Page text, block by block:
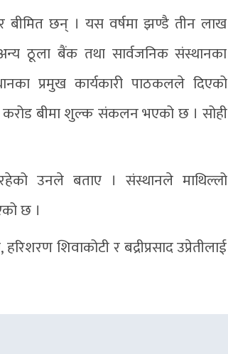
बीमित छन् । यस वर्षमा झण्डै तीन लाख
ठूला बैंक तथा सार्वजनिक संस्थानका
प्रमुख कार्यकारी पाठकलले दिएको
करोड बीमा शुल्क संकलन भएको छ । सोही
उनले बताए । संस्थानले माथिल्लो
छ ।
शिवाकोटी र बद्रीप्रसाद उप्रेतीलाई